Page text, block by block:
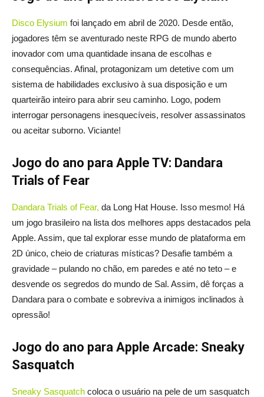
Disco Elysium foi lançado em abril de 2020. Desde então,
jogadores têm se aventurado neste RPG de mundo aberto
inovador com uma quantidade insana de escolhas e
consequências. Afinal, protagonizam um detetive com um
sistema de habilidades exclusivo à sua disposição e um
quarteirão inteiro para abrir seu caminho. Logo, podem
interrogar personagens inesquecíveis, resolver assassinatos
ou aceitar suborno. Viciante!
Jogo do ano para Apple TV: Dandara
Trials of Fear
Dandara Trials of Fear, da Long Hat House. Isso mesmo! Há
um jogo brasileiro na lista dos melhores apps destacados pela
Apple. Assim, que tal explorar esse mundo de plataforma em
2D único, cheio de criaturas místicas? Desafie também a
gravidade – pulando no chão, em paredes e até no teto – e
desvende os segredos do mundo de Sal. Assim, dê forças a
Dandara para o combate e sobreviva a inimigos inclinados à
opressão!
Jogo do ano para Apple Arcade: Sneaky
Sasquatch
Sneaky Sasquatch coloca o usuário na pele de um sasquatch